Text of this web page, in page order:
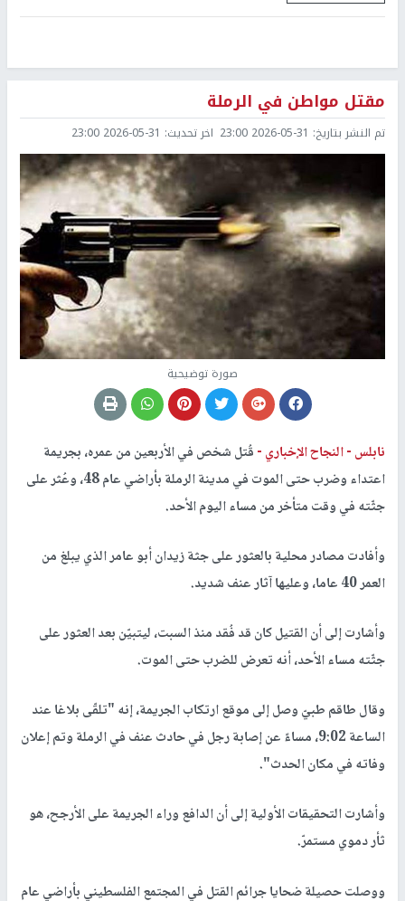
مقتل مواطن في الرملة
تم النشر بتاريخ: 2026-05-31 23:00 اخر تحديث: 2026-05-31 23:00
صورة توضيحية
نابلس -النجاح الإخباري -قُتل شخص في الأربعين من عمره، بجريمة
اعتداء وضرب حتى الموت في مدينة الرملة بأراضي عام 48، وعُثر على
جثّته في وقت متأخر من مساء اليوم الأحد.
وأفادت مصادر محلية بالعثور على جثة زيدان أبو عامر الذي يبلغ من
العمر 40 عاما، وعليها آثار عنف شديد.
وأشارت إلى أن القتيل كان قد فُقد منذ السبت، ليتبيّن بعد العثور على
جثّته مساء الأحد، أنه تعرض للضرب حتى الموت.
وقال طاقم طبيّ وصل إلى موقع ارتكاب الجريمة، إنه "تلقّى بلاغا عند
الساعة 9:02، مساءً عن إصابة رجل في حادث عنف في الرملة وتم إعلان
وفاته في مكان الحدث".
وأشارت التحقيقات الأولية إلى أن الدافع وراء الجريمة على الأرجح، هو
ثأر دموي مستمرّ.
ووصلت حصيلة ضحايا جرائم القتل في المجتمع الفلسطيني بأراضي عام